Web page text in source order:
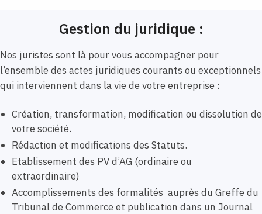
Gestion du juridique :
Nos juristes sont là pour vous accompagner pour
l’ensemble des actes juridiques courants ou exceptionnels
qui interviennent dans la vie de votre entreprise :
Création, transformation, modification ou dissolution de
votre société.
Rédaction et modifications des Statuts.
Etablissement des PV d’AG (ordinaire ou
extraordinaire)
Accomplissements des formalités auprès du Greffe du
Tribunal de Commerce et publication dans un Journal